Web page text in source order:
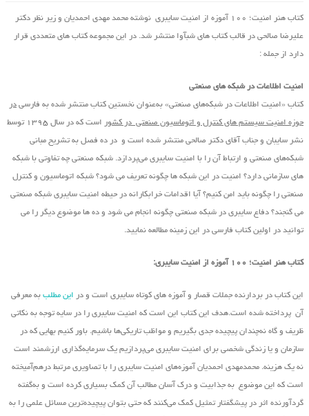
کتاب هنر امنیت؛ ۱۰۰ آموزه از امنیت سایبری نوشته محمد مهدی احمدیان و زیر نظر دکتر
علیرضا صالحی در قالب کتاب های شبآوا منتشر شد. در این مجموعه کتاب های متعددی قرار
دارد از جمله :
امنیت اطلاعات در شبکه های صنعتی
کتاب «امنیت اطلاعات در شبکه‌های صنعتی» به‌عنوان نخستین کتاب منتشر شده به فارسی در
حوزه امنیت سیستم های کنترل و اتوماسیون صنعتی در کشور
است که در سال ۱۳۹۵ توسط
نشر سایبان و جناب آقای دکتر صالحی منتشر شده است و در ده فصل به تشریح مبانی
شبکه‌های صنعتی و ارتباط آن را با امنیت سایبری می‌پردازد. شبکه صنعتی چه تفاوتی با شبکه
های سازمانی دارد؟ امنیت در این شبکه ها چگونه تعریف می شود؟ شبکه اتوماسیون و کنترل
صنعتی را چگونه باید امن کنیم؟ آیا اقدامات خرابکارانه در حیطه امنیت سایبری شبکه صنعتی
می گنجند؟ دفاع سایبری در شبکه صنعتی چگونه انجام می شود و ده ها موضوع دیگر را می
توانید در اولین کتاب فارسی در این زمینه مطالعه نمایید.
کتاب هنر امنیت؛ ۱۰۰ آموزه از امنیت سایبری:
این کتاب در بردارنده جملات قصار و آموزه های کوتاه سایبری است و در این مطلب به معرفی
آن پرداخته شده است.هدف این کتاب این است که امنیت سایبری را در سایه توجه به نکاتی
ظریف و گاه نه‌چندان پیچیده جدی بگیریم و مواظب تاریکی‌ها باشیم. باور کنیم بهایی که در
سازمان و یا زندگی شخصی برای امنیت سایبری می‌پردازیم یک سرمایه‌گذاری ارزشمند است
نه یک هزینه. محمدمهدی احمدیان آموزه‌های امنیت سایبری را با تصاویری مرتبط درهم‌آمیخته
است که این موضوع به جذابیت و درک آسان مطالب آن کمک بسیاری کرده است و به‌گفته
گردآورنده اثر در پیشگفتار تمثیل کمک می‌کنند که حتی بتوان پیچیده‌ترین مسائل علمی را به